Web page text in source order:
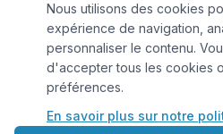
© 2026 Keejob.com. Tous
Conditions et règlement
Cookies
Nous utilisons des cookies
expérience de navigation,
personnaliser le contenu.
d'accepter tous les cookies
préférences.
En savoir plus sur notre